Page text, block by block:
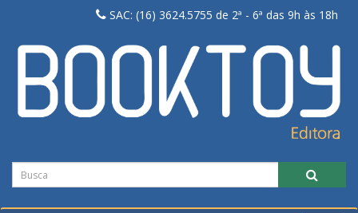
SAC: (16) 3624.5755 de 2ª - 6ª das 9h às 18h